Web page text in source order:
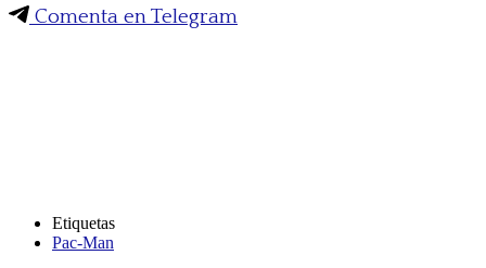
Comenta en Telegram
Etiquetas
Pac-Man